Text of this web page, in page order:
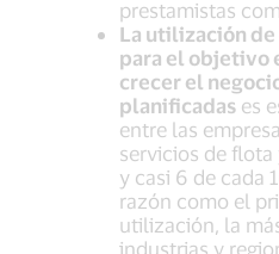
prestamistas
La utilización
para el objetivo
crecer el
planificadas es
entre las
servicios de flota
y casi 6 de cada
razón como el
utilización, la
industrias y